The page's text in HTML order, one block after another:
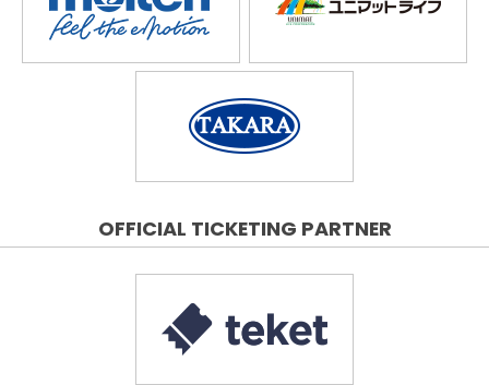
OFFICIAL TICKETING PARTNER